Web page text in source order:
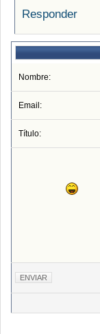
Responder
Nombre:
Email:
Título: